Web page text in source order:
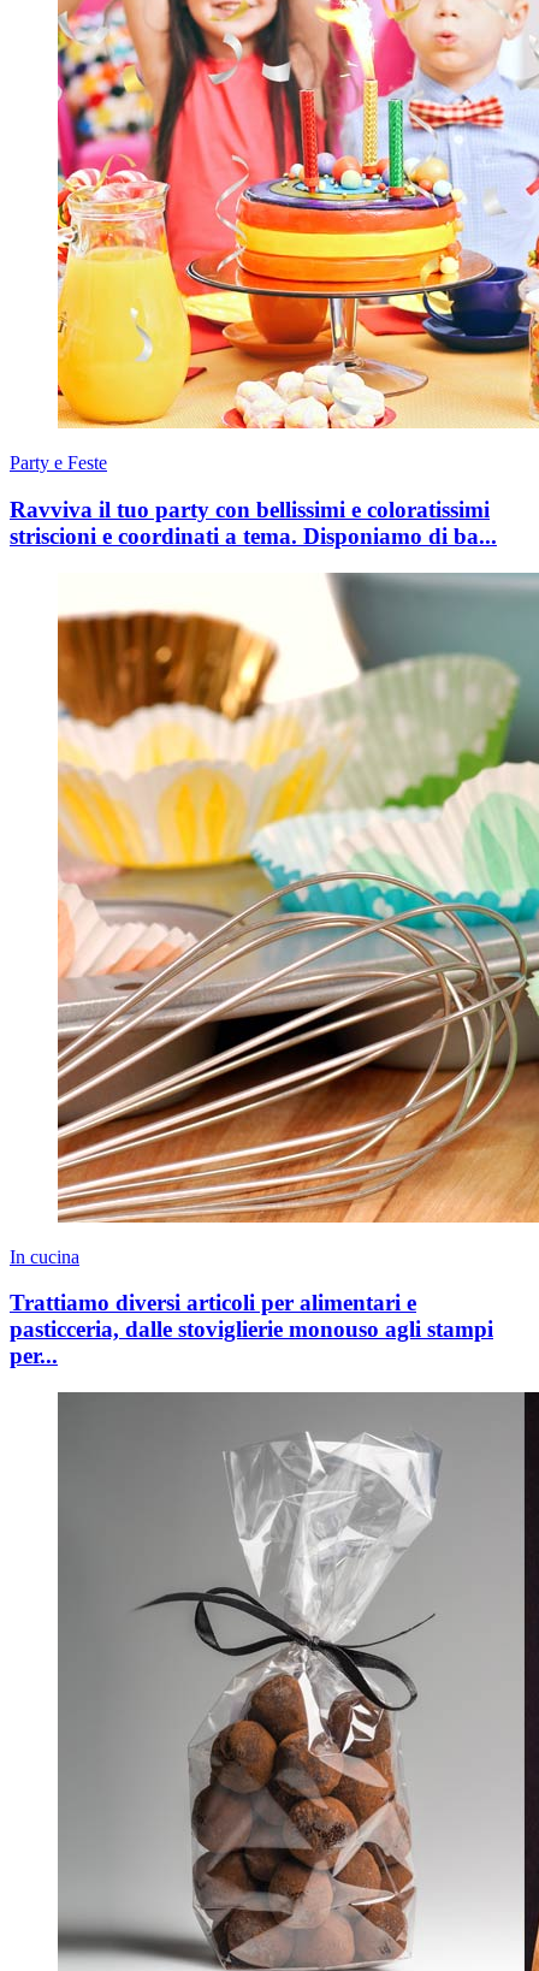
Party e Feste
Ravviva il tuo party con bellissimi e coloratissimi
striscioni e coordinati a tema. Disponiamo di ba...
In cucina
Trattiamo diversi articoli per alimentari e
pasticceria, dalle stoviglierie monouso agli stampi
per...